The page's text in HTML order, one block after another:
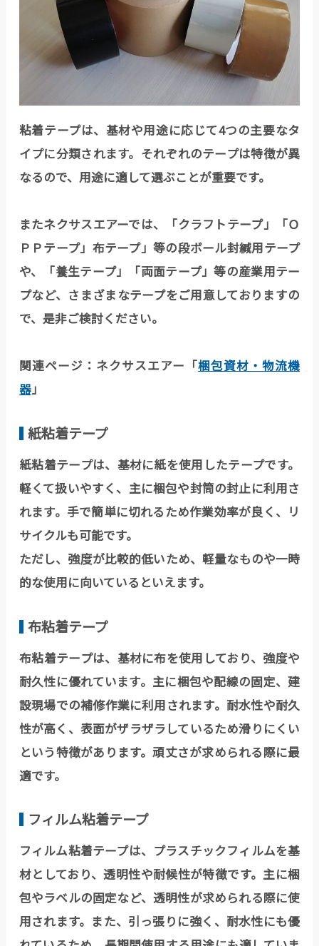
粘着テープは、基材や用途に応じて4つの主要なタ
イプに分類されます。それぞれのテープは特徴が異
なるので、用途に適して選ぶことが重要です。
またネクサスエアーでは、「クラフトテープ」「Ｏ
ＰＰテープ」布テープ」等の段ボール封緘用テープ
や、「養生テープ」「両面テープ」等の産業用テー
プなど、さまざまなテープをご用意しておりますの
で、是非ご検討ください。
関連ページ：ネクサスエアー「梱包資材・物流機
器」
紙粘着テープ
紙粘着テープは、基材に紙を使用したテープです。
軽くて扱いやすく、主に梱包や封筒の封止に利用さ
れます。手で簡単に切れるため作業効率が良く、リ
サイクルも可能です。
ただし、強度が比較的低いため、軽量なものや一時
的な使用に向いているといえます。
布粘着テープ
布粘着テープは、基材に布を使用しており、強度や
耐久性に優れています。主に梱包や配線の固定、建
設現場での補修作業に利用されます。耐水性や耐久
性が高く、表面がザラザラしているため滑りにくい
という特徴があります。頑丈さが求められる際に最
適です。
フィルム粘着テープ
フィルム粘着テープは、プラスチックフィルムを基
材としており、透明性や耐候性が特徴です。主に梱
包やラベルの固定など、透明性が求められる際に使
用されます。また、引っ張りに強く、耐水性にも優